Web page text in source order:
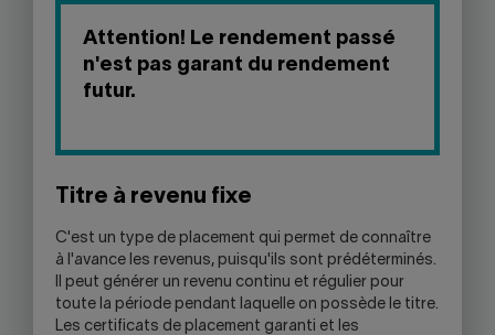
Attention! Le rendement passé
n'est pas garant du rendement
futur.
Titre à revenu fixe
C'est un type de placement qui permet de connaître
à l'avance les revenus, puisqu'ils sont prédéterminés.
Il peut générer un revenu continu et régulier pour
toute la période pendant laquelle on possède le titre.
Les certificats de placement garanti et les